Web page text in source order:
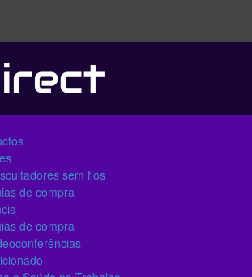
sem fios
de compra
de compra